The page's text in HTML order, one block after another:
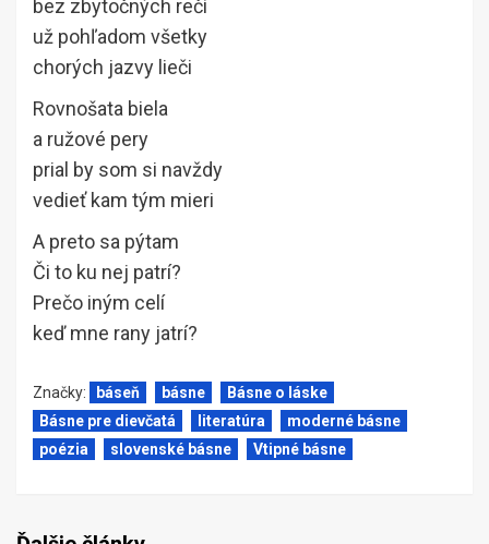
bez zbytočných rečí
už pohľadom všetky
chorých jazvy lieči
Rovnošata biela
a ružové pery
prial by som si navždy
vedieť kam tým mieri
A preto sa pýtam
Či to ku nej patrí?
Prečo iným celí
keď mne rany jatrí?
Značky: báseň básne
Básne o láske
Básne pre dievčatá
literatúra
moderné básne
poézia
slovenské básne Vtipné básne